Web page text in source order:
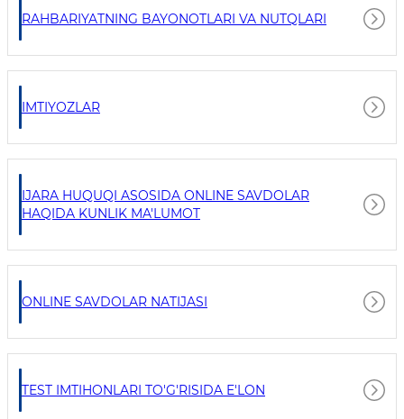
RAHBARIYATNING BAYONOTLARI VA NUTQLARI
IMTIYOZLAR
IJARA HUQUQI ASOSIDA ONLINE SAVDOLAR
HAQIDA KUNLIK MA'LUMOT
ONLINE SAVDOLAR NATIJASI
TEST IMTIHONLARI TO'G'RISIDA E'LON